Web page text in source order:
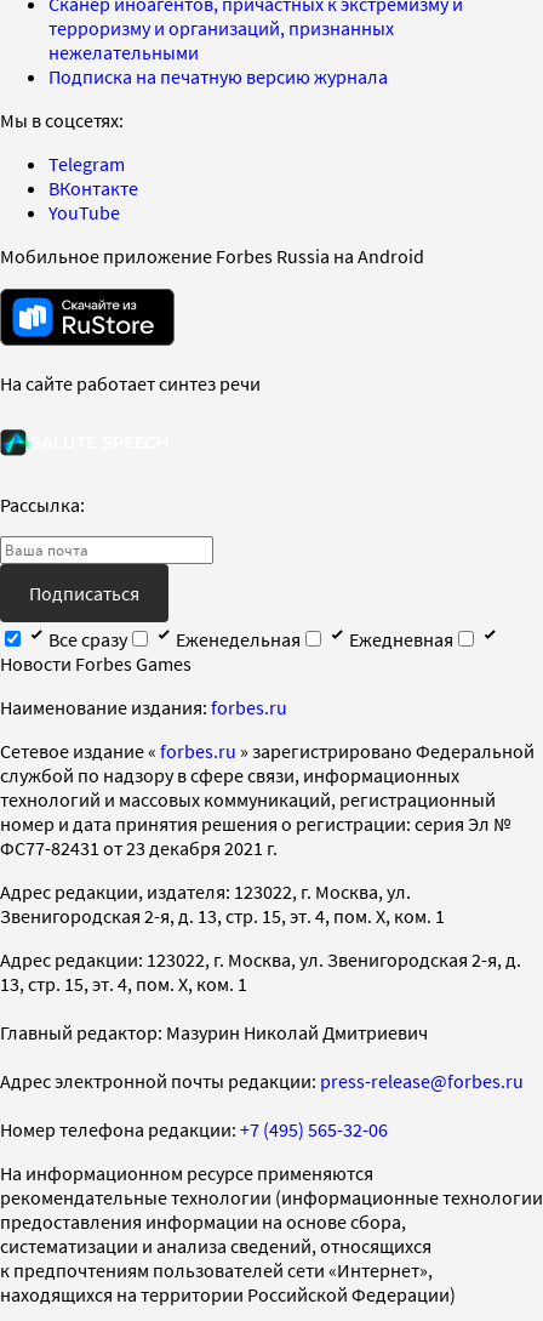
терроризму и организаций, признанных
нежелательными
Подписка на печатную версию журнала
Мы в соцсетях:
Telegram
ВКонтакте
YouTube
Мобильное приложение Forbes Russia на Android
На сайте работает синтез речи
Рассылка:
Подписаться
Все сразу
Еженедельная
Ежедневная
Новости Forbes Games
Наименование издания: forbes.ru
Cетевое издание « forbes.ru » зарегистрировано Федеральной
службой по надзору в сфере связи, информационных
технологий и массовых коммуникаций, регистрационный
номер и дата принятия решения о регистрации: серия Эл №
ФС77-82431 от 23 декабря 2021 г.
Адрес редакции, издателя: 123022, г. Москва, ул.
Звенигородская 2-я, д. 13, стр. 15, эт. 4, пом. X, ком. 1
Адрес редакции: 123022, г. Москва, ул. Звенигородская 2-я, д.
13, стр. 15, эт. 4, пом. X, ком. 1
Главный редактор: Мазурин Николай Дмитриевич
Адрес электронной почты редакции: press-release@forbes.ru
Номер телефона редакции: +7 (495) 565-32-06
На информационном ресурсе применяются
рекомендательные технологии (информационные технологии
предоставления информации на основе сбора,
систематизации и анализа сведений, относящихся
к предпочтениям пользователей сети «Интернет»,
находящихся на территории Российской Федерации)